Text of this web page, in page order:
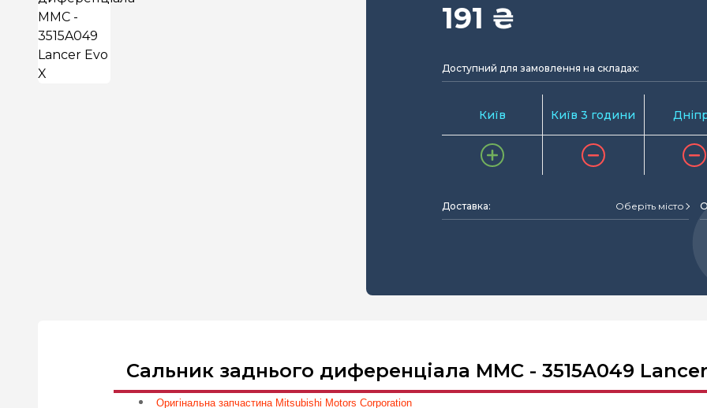
191 ₴
Доступний для замовлення на складах:
Київ Київ 3 години
Доставка: Оберіть місто
Сальник заднього диференціала MMC - 3515A049
Оригінальна запчастина Mitsubishi Motors Corporation